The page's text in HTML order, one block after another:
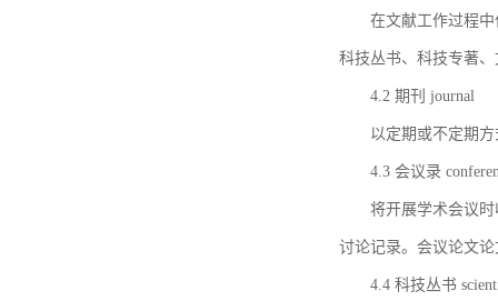
在文献工作过程
科技丛书、科技专著
4.2 期刊 journal
以定期或不定期
4.3 会议录
将开展学术会议
讨论记录。会议论文
4.4 科技丛书